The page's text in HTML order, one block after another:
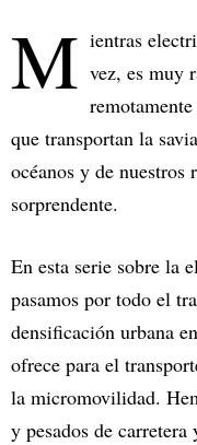
M ientras
vez, es muy
que transportan la
océanos y de nuestros
sorprendente.
En esta serie sobre la
pasamos por todo el
densificación urbana
ofrece para el
la micromovilidad.
y pesados de